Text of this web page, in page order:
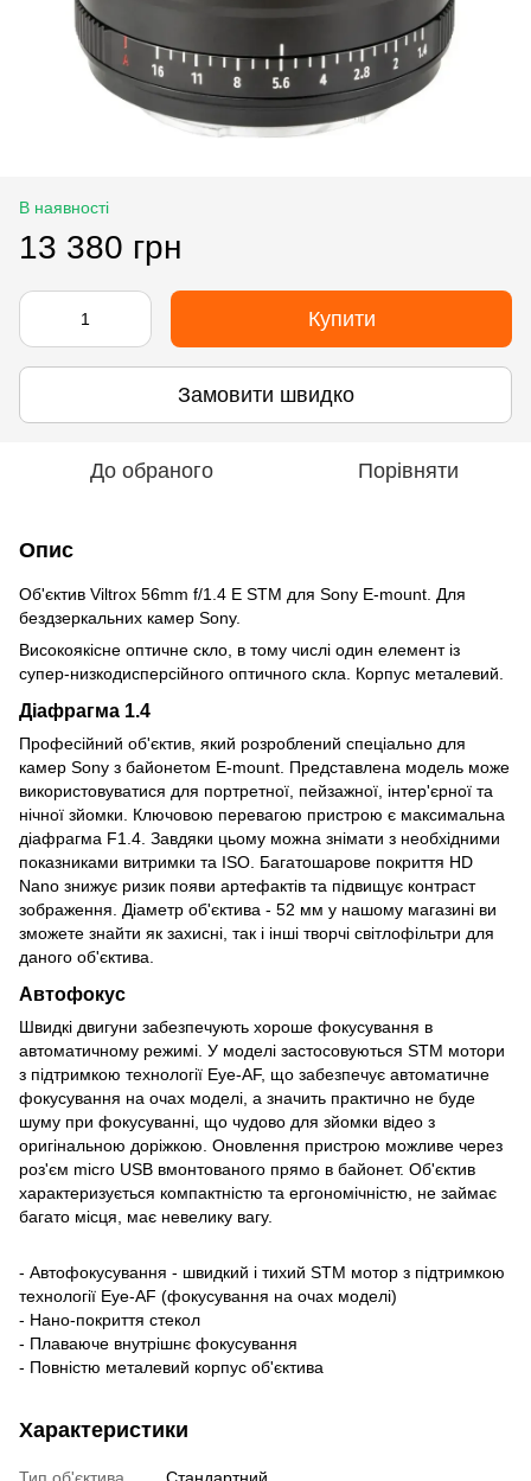
В наявності
13 380 грн
Купити
Замовити швидко
До обраного Порівняти
Опис
Об'єктив Viltrox 56mm f/1.4 E STM для Sony E-mount. Для
бездзеркальних камер Sony.
Високоякісне оптичне скло, в тому числі один елемент із
супер-низкодисперсійного оптичного скла. Корпус металевий.
Діафрагма 1.4
Професійний об'єктив, який розроблений спеціально для
камер Sony з байонетом E-mount. Представлена модель може
використовуватися для портретної, пейзажної, інтер'єрної та
нічної зйомки. Ключовою перевагою пристрою є максимальна
діафрагма F1.4. Завдяки цьому можна знімати з необхідними
показниками витримки та ISO. Багатошарове покриття HD
Nano знижує ризик появи артефактів та підвищує контраст
зображення. Діаметр об'єктива - 52 мм у нашому магазині ви
зможете знайти як захисні, так і інші творчі світлофільтри для
даного об'єктива.
Автофокус
Швидкі двигуни забезпечують хороше фокусування в
автоматичному режимі. У моделі застосовуються STM мотори
з підтримкою технології Eye-AF, що забезпечує автоматичне
фокусування на очах моделі, а значить практично не буде
шуму при фокусуванні, що чудово для зйомки відео з
оригінальною доріжкою. Оновлення пристрою можливе через
роз'єм micro USB вмонтованого прямо в байонет. Об'єктив
характеризується компактністю та ергономічністю, не займає
багато місця, має невелику вагу.
- Автофокусування - швидкий і тихий STM мотор з підтримкою
технології Eye-AF (фокусування на очах моделі)
- Нано-покриття стекол
- Плаваюче внутрішнє фокусування
- Повністю металевий корпус об'єктива
Характеристики
Тип об'єктива Стандартний